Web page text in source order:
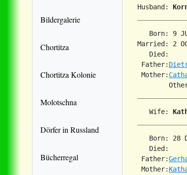
Bildergalerie
Chortitza
Chortitza Kolonie
Molotschna
Dörfer in Russland
Bücherregal
Husband:
Born: 9
Married: 2
Died:
Father:
Mother:
   Wife:
Born: 28
Died:
Father:
Mother: